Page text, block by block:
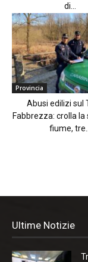
di...
Provincia
Abusi edilizi sul
Fabbrezza: crolla la
fiume, tre...
Ultime Notizie